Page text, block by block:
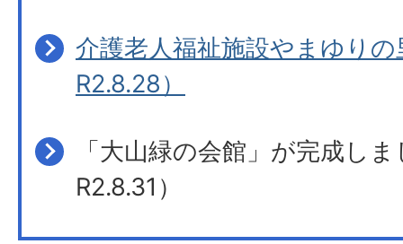
介護老人福祉施設やまゆり
R2.8.28）
「大山緑の会館」が完成し
R2.8.31）